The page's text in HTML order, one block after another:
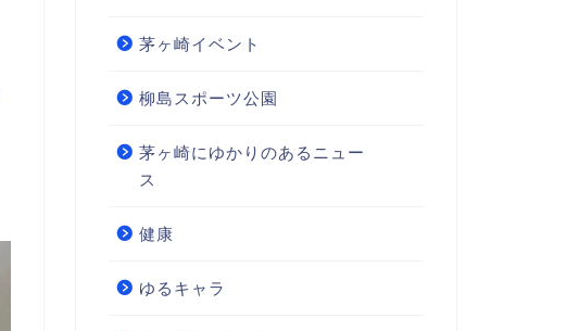
茅ヶ崎イベント
柳島スポーツ公園
茅ヶ崎にゆかりのあるニュー
ス
健康
ゆるキャラ